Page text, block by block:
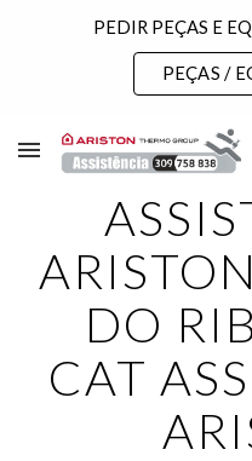
Skip to main content
PEDIR PEÇAS E
PEÇAS /
DO
CAT